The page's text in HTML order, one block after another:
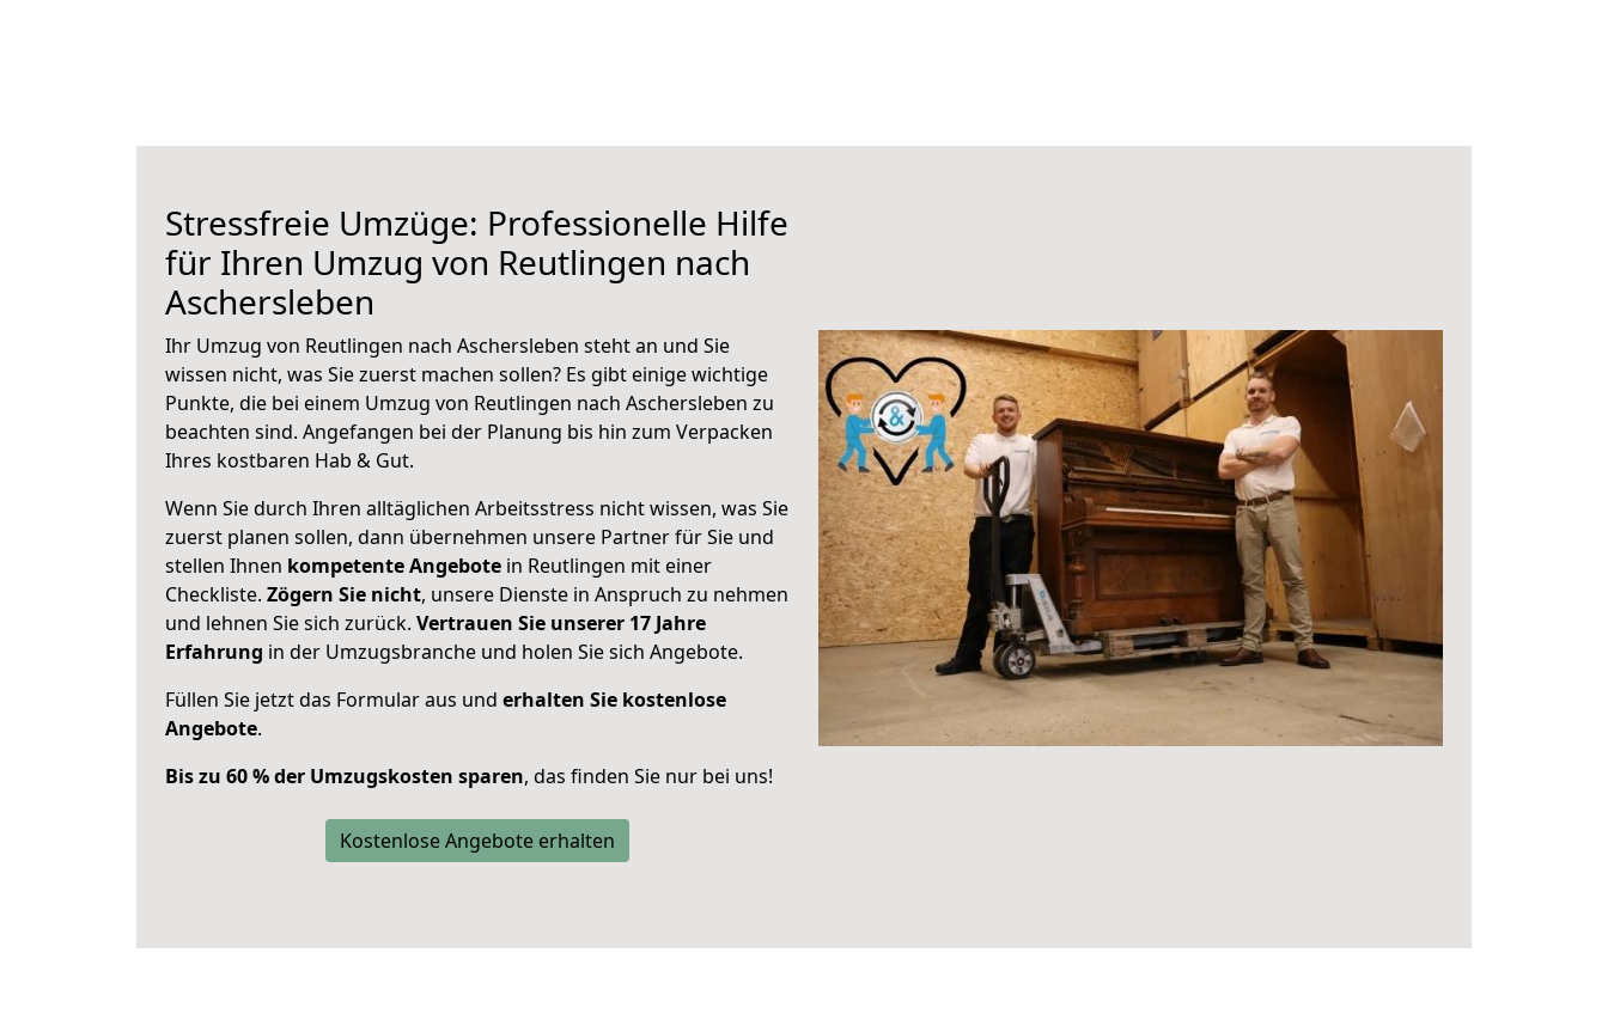
Stressfreie Umzüge: Professionelle Hilfe
für Ihren Umzug von Reutlingen nach
Aschersleben
Ihr Umzug von Reutlingen nach Aschersleben steht an und Sie
wissen nicht, was Sie zuerst machen sollen? Es gibt einige wichtige
Punkte, die bei einem Umzug von Reutlingen nach Aschersleben zu
beachten sind. Angefangen bei der Planung bis hin zum Verpacken
Ihres kostbaren Hab & Gut.
Wenn Sie durch Ihren alltäglichen Arbeitsstress nicht wissen, was Sie
zuerst planen sollen, dann übernehmen unsere Partner für Sie und
stellen Ihnen kompetente Angebote in Reutlingen mit einer
Checkliste. Zögern Sie nicht, unsere Dienste in Anspruch zu nehmen
und lehnen Sie sich zurück. Vertrauen Sie unserer 17 Jahre
Erfahrung in der Umzugsbranche und holen Sie sich Angebote.
Füllen Sie jetzt das Formular aus und erhalten Sie kostenlose
Angebote.
Bis zu 60 % der Umzugskosten sparen, das finden Sie nur bei uns!
Kostenlose Angebote erhalten